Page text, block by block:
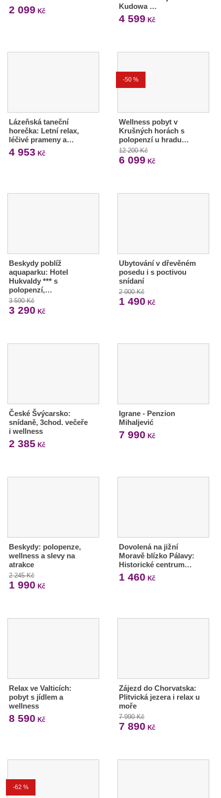
2 099 Kč
Kudowa …
4 599 Kč
Lázeňská taneční
horečka: Letní relax,
léčivé prameny a…
4 953 Kč
-50 %
Wellness pobyt v
Krušných horách s
polopenzí u hradu…
12 200 Kč
6 099 Kč
Beskydy poblíž
aquaparku: Hotel
Hukvaldy *** s
polopenzí,…
3 590 Kč
3 290 Kč
Ubytování v dřevěném
posedu i s poctivou
snídaní
2 000 Kč
1 490 Kč
České Švýcarsko:
snídaně, 3chod. večeře
i wellness
2 385 Kč
Igrane - Penzion
Mihaljević
7 990 Kč
Beskydy: polopenze,
wellness a slevy na
atrakce
2 245 Kč
1 990 Kč
Dovolená na jižní
Moravě blízko Pálavy:
Historické centrum…
1 460 Kč
Relax ve Valticích:
pobyt s jídlem a
wellness
8 590 Kč
Zájezd do Chorvatska:
Plitvická jezera i relax u
moře
7 990 Kč
7 890 Kč
-62 %